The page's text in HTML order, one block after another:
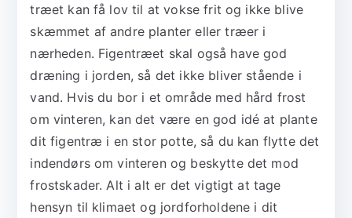
træet kan få lov til at vokse frit og ikke blive
skæmmet af andre planter eller træer i
nærheden. Figentræet skal også have god
dræning i jorden, så det ikke bliver stående i
vand. Hvis du bor i et område med hård frost
om vinteren, kan det være en god idé at plante
dit figentræ i en stor potte, så du kan flytte det
indendørs om vinteren og beskytte det mod
frostskader. Alt i alt er det vigtigt at tage
hensyn til klimaet og jordforholdene i dit